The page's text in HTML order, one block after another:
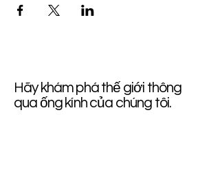
Hãy khám phá thế giới thông
qua ống kính của chúng tôi.